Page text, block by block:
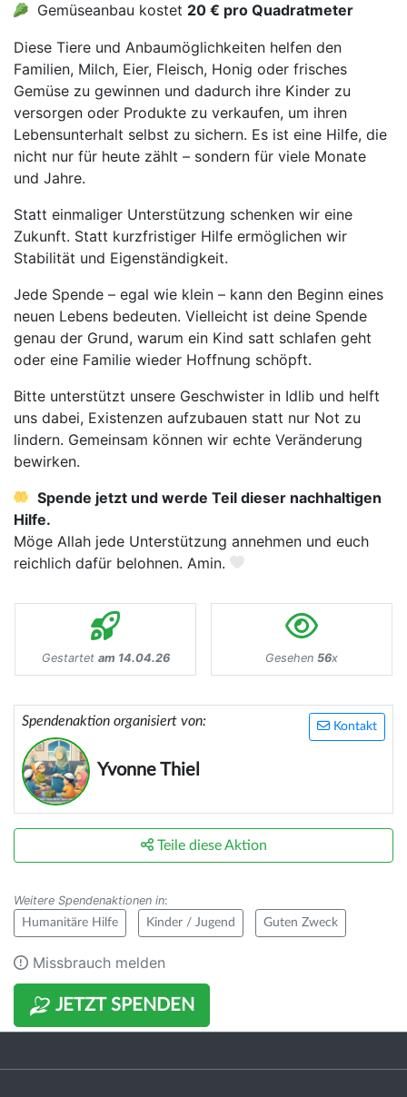
Gemüseanbau kostet 20 € pro Quadratmeter
Diese Tiere und Anbaumöglichkeiten helfen den
Familien, Milch, Eier, Fleisch, Honig oder frisches
Gemüse zu gewinnen und dadurch ihre Kinder zu
versorgen oder Produkte zu verkaufen, um ihren
Lebensunterhalt selbst zu sichern. Es ist eine Hilfe, die
nicht nur für heute zählt – sondern für viele Monate
und Jahre.
Statt einmaliger Unterstützung schenken wir eine
Zukunft. Statt kurzfristiger Hilfe ermöglichen wir
Stabilität und Eigenständigkeit.
Jede Spende – egal wie klein – kann den Beginn eines
neuen Lebens bedeuten. Vielleicht ist deine Spende
genau der Grund, warum ein Kind satt schlafen geht
oder eine Familie wieder Hoffnung schöpft.
Bitte unterstützt unsere Geschwister in Idlib und helft
uns dabei, Existenzen aufzubauen statt nur Not zu
lindern. Gemeinsam können wir echte Veränderung
bewirken.
Spende jetzt und werde Teil dieser nachhaltigen
Hilfe.
Möge Allah jede Unterstützung annehmen und euch
reichlich dafür belohnen. Amin.
Gestartet am 14.04.26 Gesehen 56x
Kontakt
Spendenaktion organisiert von:
Yvonne Thiel
JETZT SPENDEN
Teile diese Aktion
Weitere Spendenaktionen in:
Humanitäre Hilfe Kinder / Jugend Guten Zweck
Missbrauch melden